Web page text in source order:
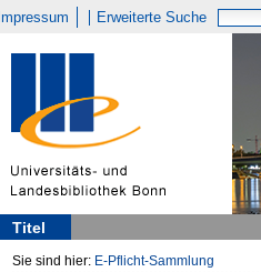
Impressum Erweiterte Suche
Titel
Sie sind hier: E-Pflicht-Sammlung